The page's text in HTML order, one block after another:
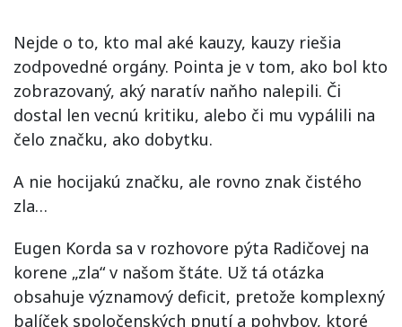
Nejde o to, kto mal aké kauzy, kauzy riešia
zodpovedné orgány. Pointa je v tom, ako bol kto
zobrazovaný, aký naratív naňho nalepili. Či
dostal len vecnú kritiku, alebo či mu vypálili na
čelo značku, ako dobytku.
A nie hocijakú značku, ale rovno znak čistého
zla…
Eugen Korda sa v rozhovore pýta Radičovej na
korene „zla“ v našom štáte. Už tá otázka
obsahuje významový deficit, pretože komplexný
balíček spoločenských pnutí a pohybov, ktoré